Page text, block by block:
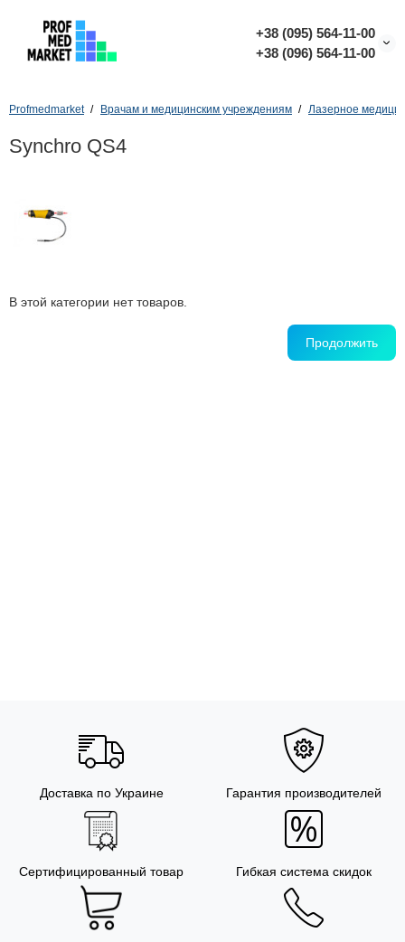
+38 (095) 564-11-00
+38 (096) 564-11-00
Profmedmarket Врачам и медицинским учреждениям Лазерное
Synchro QS4
В этой категории нет товаров.
Продолжить
Доставка по Украине Гарантия производителей
Сертифицированный товар Гибкая система скидок